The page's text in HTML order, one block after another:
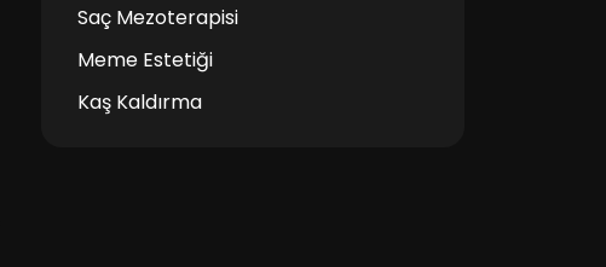
Saç Mezoterapisi
Meme Estetiği
Kaş Kaldırma